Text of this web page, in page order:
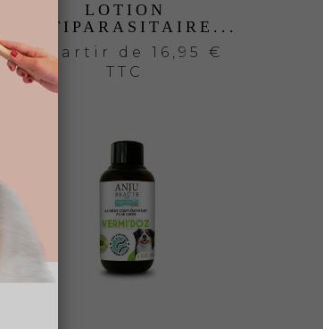
LOTION
ANTIPARASITAIRE...
A partir de16,95 €
TTC